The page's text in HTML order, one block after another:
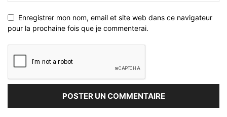
Enregistrer mon nom, email et site web dans ce navigateur
pour la prochaine fois que je commenterai.